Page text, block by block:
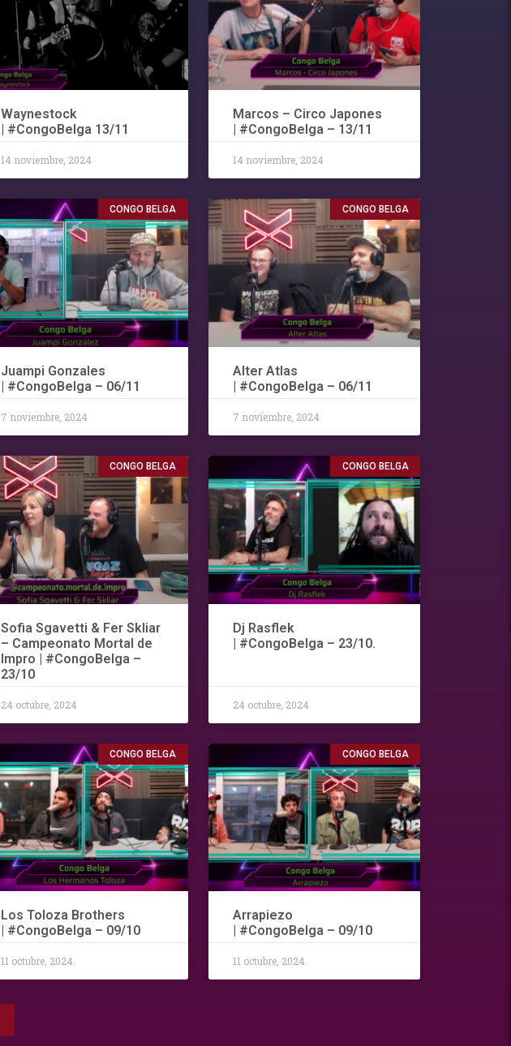
Waynestock
| #CongoBelga 13/11
14 noviembre, 2024
Marcos – Circo Japones
| #CongoBelga – 13/11
14 noviembre, 2024
CONGO BELGA
Juampi Gonzales
| #CongoBelga – 06/11
7 noviembre, 2024
CONGO BELGA
Alter Atlas
| #CongoBelga – 06/11
7 noviembre, 2024
CONGO BELGA
Sofia Sgavetti & Fer Skliar
– Campeonato Mortal de
Impro | #CongoBelga –
23/10
24 octubre, 2024
CONGO BELGA
Dj Rasflek
| #CongoBelga – 23/10.
24 octubre, 2024
CONGO BELGA
Los Toloza Brothers
| #CongoBelga – 09/10
11 octubre, 2024
CONGO BELGA
Arrapiezo
| #CongoBelga – 09/10
11 octubre, 2024